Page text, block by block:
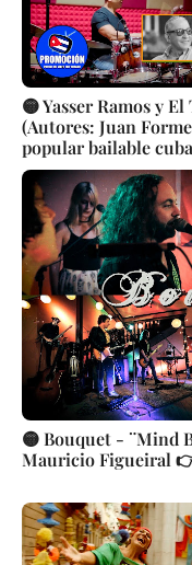
🟡 Yasser Ramos y
(Autores: Juan
popular bailable
🟡 Bouquet - ¨Mind
Mauricio Figueiral